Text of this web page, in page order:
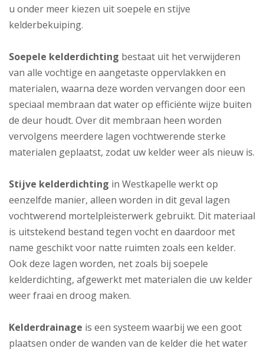
u onder meer kiezen uit soepele en stijve
kelderbekuiping.
Soepele kelderdichting bestaat uit het verwijderen
van alle vochtige en aangetaste oppervlakken en
materialen, waarna deze worden vervangen door een
speciaal membraan dat water op efficiënte wijze buiten
de deur houdt. Over dit membraan heen worden
vervolgens meerdere lagen vochtwerende sterke
materialen geplaatst, zodat uw kelder weer als nieuw is.
Stijve kelderdichting in Westkapelle werkt op
eenzelfde manier, alleen worden in dit geval lagen
vochtwerend mortelpleisterwerk gebruikt. Dit materiaal
is uitstekend bestand tegen vocht en daardoor met
name geschikt voor natte ruimten zoals een kelder.
Ook deze lagen worden, net zoals bij soepele
kelderdichting, afgewerkt met materialen die uw kelder
weer fraai en droog maken.
Kelderdrainage is een systeem waarbij we een goot
plaatsen onder de wanden van de kelder die het water